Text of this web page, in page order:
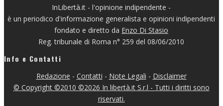
InLibertà.it - l'opinione indipendente -
è un periodico d'informazione generalista e opinioni indipendenti
fondato e diretto da Enzo Di Stasio
Reg. tribunale di Roma n° 259 del 08/06/2010
Info e Contatti
Redazione - Contatti - Note Legali - Disclaimer
© Copyright ©2010 ©2026 In libertà.it S.r.l - Tutti i diritti sono
riservati.